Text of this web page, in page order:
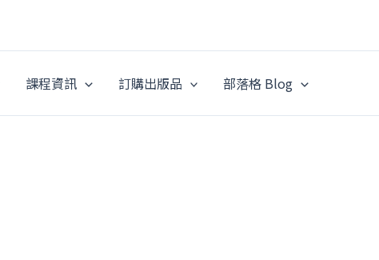
課程資訊 訂購出版品 部落格 Blog